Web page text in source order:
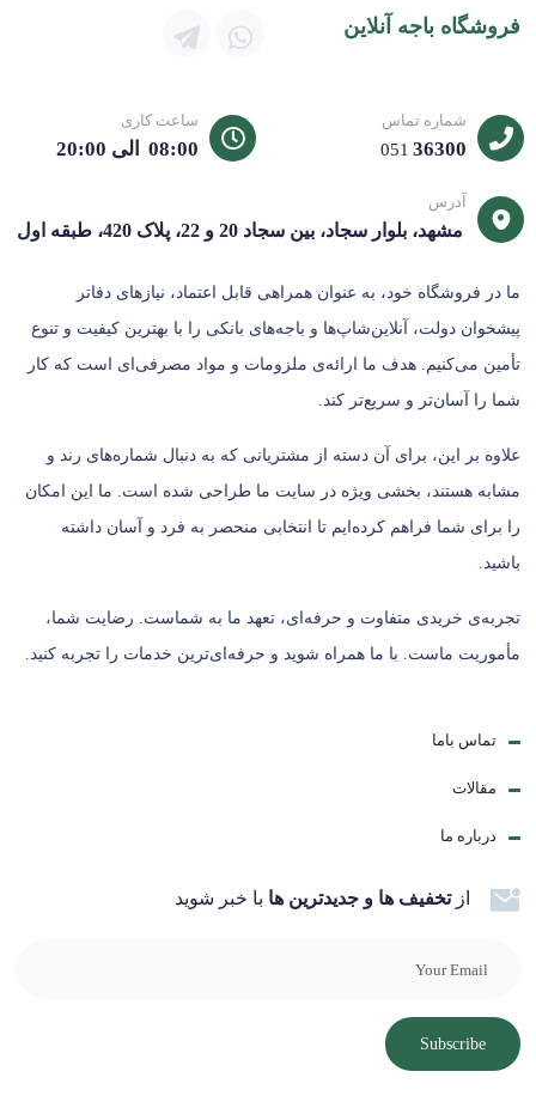
فروشگاه باجه آنلاین
شماره تماس
051 36300
ساعت کاری
08:00 الی 20:00
آدرس
مشهد، بلوار سجاد، بین سجاد 20 و 22، پلاک 420، طبقه اول
ما در فروشگاه خود، به عنوان همراهی قابل اعتماد، نیازهای دفاتر
پیشخوان دولت، آنلاین‌شاپ‌ها و باجه‌های بانکی را با بهترین کیفیت و تنوع
تأمین می‌کنیم. هدف ما ارائه‌ی ملزومات و مواد مصرفی‌ای است که کار
شما را آسان‌تر و سریع‌تر کند.
علاوه بر این، برای آن دسته از مشتریانی که به دنبال شماره‌های رند و
مشابه هستند، بخشی ویژه در سایت ما طراحی شده است. ما این امکان
را برای شما فراهم کرده‌ایم تا انتخابی منحصر به فرد و آسان داشته
باشید.
تجربه‌ی خریدی متفاوت و حرفه‌ای، تعهد ما به شماست. رضایت شما،
مأموریت ماست. با ما همراه شوید و حرفه‌ای‌ترین خدمات را تجربه کنید.
تماس باما
مقالات
درباره ما
ازتخفیف ها و جدیدترین ها با خبر شوید
Subscribe